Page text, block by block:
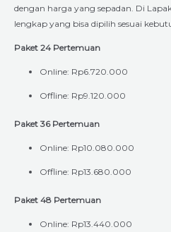
dengan harga yang sepadan. Di
lengkap yang bisa dipilih sesuai
Paket 24 Pertemuan
Online: Rp6.720.000
Offline: Rp9.120.000
Paket 36 Pertemuan
Online: Rp10.080.000
Offline: Rp13.680.000
Paket 48 Pertemuan
Online: Rp13.440.000